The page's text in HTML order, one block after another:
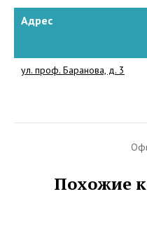
Адрес
ул. проф. Баранова, д. 3
Похожие